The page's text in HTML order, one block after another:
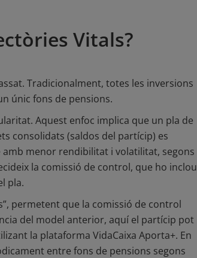
Vitals?
Tradicionalment, totes les inversions
únic fons de pensions.
Aquest enfoc implica que un pla de
consolidats (saldos del partícip) es
menor rendibilitat i volatilitat, segons
la comissió de control, que ho inclou
pla.
permetent que la comissió de control
del model anterior, aquí el partícip pot
la plataforma VidaCaixa Aporta+. En
entre fons de pensions segons